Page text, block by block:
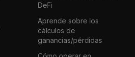
DeFi
Aprende sobre los
cálculos de
ganancias/pérdidas